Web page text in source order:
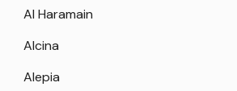
Al Haramain
Alcina
Alepia